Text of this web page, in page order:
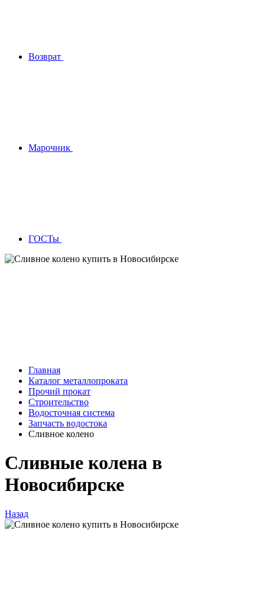
Возврат
Марочник
ГОСТы
Главная
Каталог металлопроката
Прочий прокат
Строительство
Водосточная система
Запчасть водостока
Сливное колено
Сливные колена в
Новосибирске
Назад